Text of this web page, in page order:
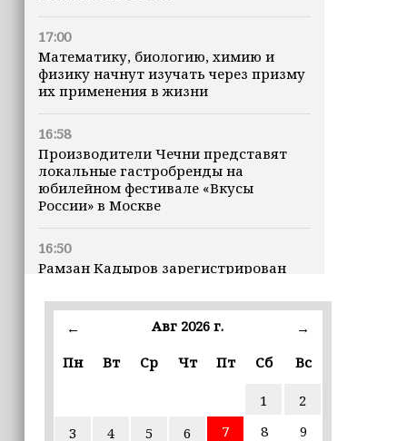
17:00
Математику, биологию, химию и
физику начнут изучать через призму
их применения в жизни
16:58
Производители Чечни представят
локальные гастробренды на
юбилейном фестивале «Вкусы
России» в Москве
16:50
Рамзан Кадыров зарегистрирован
16:47
землетрясения, рассказала
16:12
← Авг 2026 г.
→
Пн
Вт Ср Чт Пт Сб Вс
1
2
3
4 5 6 7 8
9